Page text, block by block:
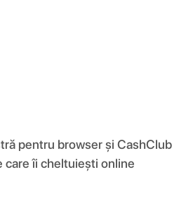
pentru browser și CashClub
care îi cheltuiești online